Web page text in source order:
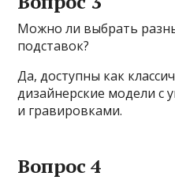
Можно ли выбрать
подставок?
Да, доступны как
дизайнерские модели с
и гравировками.
Вопрос 4